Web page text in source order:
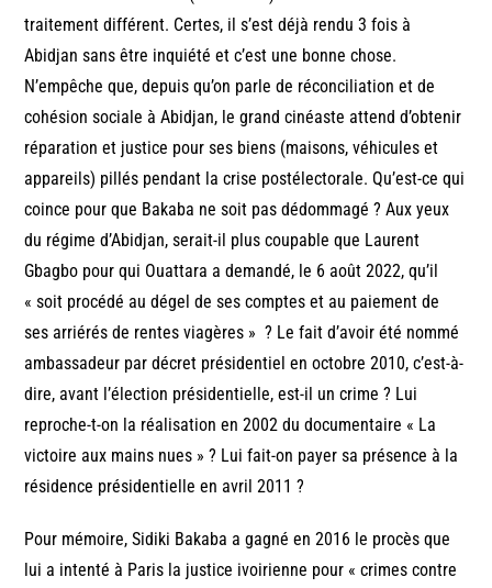
traitement différent. Certes, il s’est déjà rendu 3 fois à
Abidjan sans être inquiété et c’est une bonne chose.
N’empêche que, depuis qu’on parle de réconciliation et de
cohésion sociale à Abidjan, le grand cinéaste attend d’obtenir
réparation et justice pour ses biens (maisons, véhicules et
appareils) pillés pendant la crise postélectorale. Qu’est-ce qui
coince pour que Bakaba ne soit pas dédommagé ? Aux yeux
du régime d’Abidjan, serait-il plus coupable que Laurent
Gbagbo pour qui Ouattara a demandé, le 6 août 2022, qu’il
« soit procédé au dégel de ses comptes et au paiement de
ses arriérés de rentes viagères » ? Le fait d’avoir été nommé
ambassadeur par décret présidentiel en octobre 2010, c’est-à-
dire, avant l’élection présidentielle, est-il un crime ? Lui
reproche-t-on la réalisation en 2002 du documentaire « La
victoire aux mains nues » ? Lui fait-on payer sa présence à la
résidence présidentielle en avril 2011 ?
Pour mémoire, Sidiki Bakaba a gagné en 2016 le procès que
lui a intenté à Paris la justice ivoirienne pour « crimes contre